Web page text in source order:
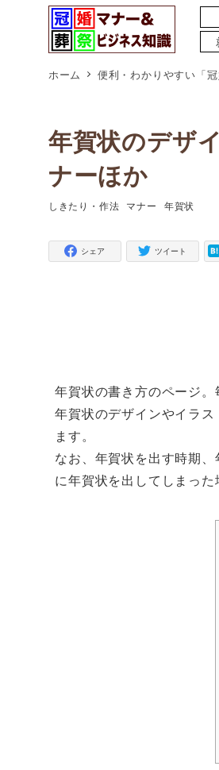
ホーム 便利・わかりやすい「冠
年賀状のデザ
ナーほか
タグ
しきたり・作法
タグ
マナー
タグ
年賀状
シェア ツイート
年賀状の書き方のページ
年賀状のデザインやイラ
ます。
なお、年賀状を出す時期
に年賀状を出してしまっ